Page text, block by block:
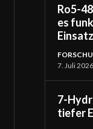
Ro5-
es
7. Juli 2026
7-
tiefer